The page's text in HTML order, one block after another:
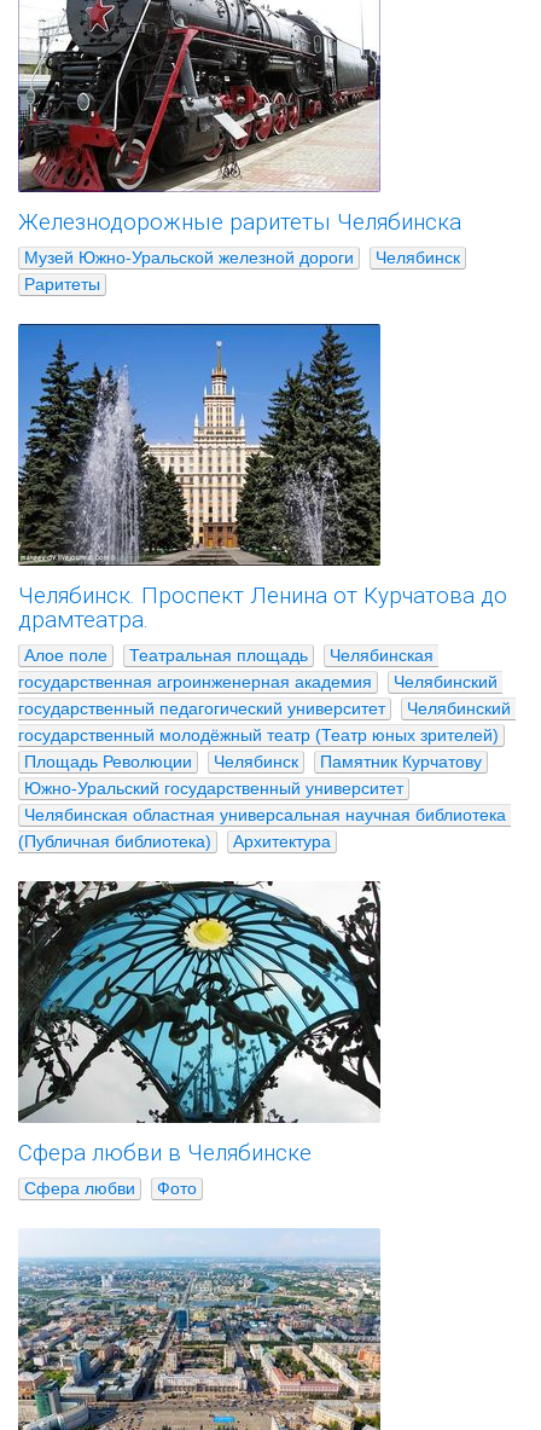
Железнодорожные раритеты Челябинска
Музей Южно-Уральской железной дороги
Челябинск
Раритеты
Челябинск. Проспект Ленина от Курчатова до
драмтеатра.
Алое поле Театральная площадь
Челябинская
государственная агроинженерная академия
Челябинский
государственный педагогический университет
Челябинский
государственный молодёжный театр (Театр юных зрителей)
Площадь Революции
Челябинск
Памятник Курчатову
Южно-Уральский государственный университет
Челябинская областная универсальная научная библиотека
(Публичная библиотека)
Архитектура
Сфера любви в Челябинске
Сфера любви Фото